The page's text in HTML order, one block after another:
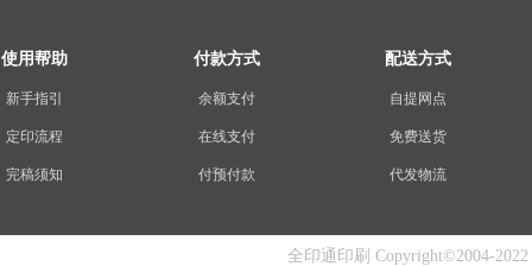
使用帮助
新手指引
定印流程
完稿须知
付款方式
余额支付
在线支付
付预付款
配送方式
自提网点
免费送货
代发物流
全印通印刷 Copyright©2004-2022